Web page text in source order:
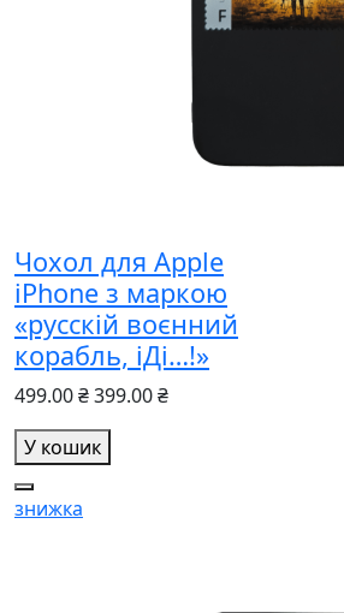
Чохол для Apple
iPhone з маркою
«русскій воєнний
корабль, іДі…!»
499.00 ₴399.00 ₴
У кошик
знижка